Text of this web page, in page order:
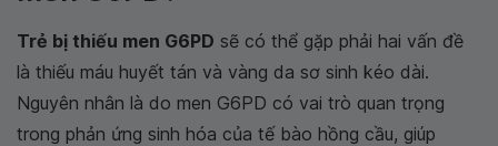
Trẻ bị thiếu men G6PD sẽ có thể gặp phải hai vấn đề
là thiếu máu huyết tán và vàng da sơ sinh kéo dài.
Nguyên nhân là do men G6PD có vai trò quan trọng
trong phản ứng sinh hóa của tế bào hồng cầu, giúp